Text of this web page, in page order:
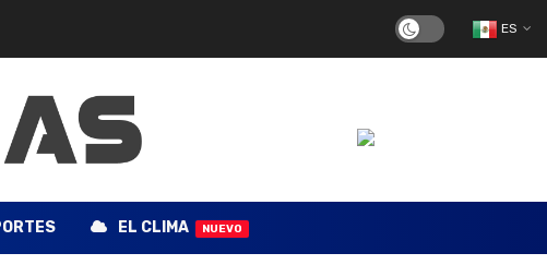
ES
EL CLIMA NUEVO